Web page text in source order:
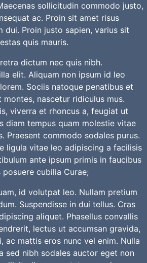
sollicitudin commodo justo,
ac. Proin sit amet risus
dui. Proin justo sapien, varius sit
quis mauris.
dictum nec quis nibh.
elit. Aliquam non ipsum id leo
Sociis natoque penatibus et
nascetur ridiculus mus.
viverra et rhoncus a, feugiat ut
diam tempus quam molestie vitae
Praesent commodo sodales purus.
ligula vitae leo adipiscing a facilisis
ante ipsum primis in faucibus
cubilia Curae;
id volutpat leo. Nullam pretium
Suspendisse in dui tellus. Cras
aliquet. Phasellus convallis
lectus ut accumsan gravida,
ac mattis eros nunc vel enim. Nulla
sed nibh sodales auctor eget non